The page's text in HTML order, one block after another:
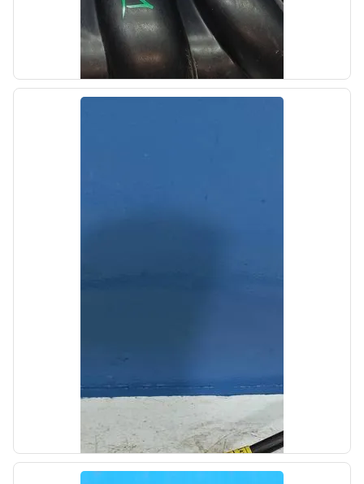
Hyundai i30 2 2015-2017
OEM: 98811A5000
Производитель:
Hyundai-KIA
Цена: 1000,00₽
Коллектор впускной Kia Ceed 1 2009-2012
OEM: 283112B300
1000,00₽
Автолайн